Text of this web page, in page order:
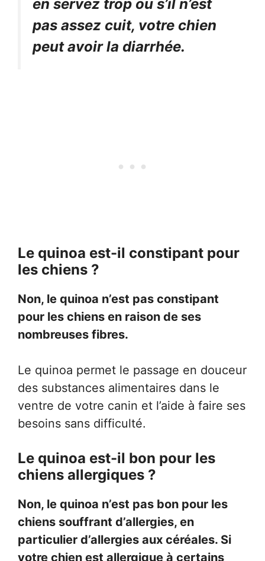
en servez trop ou s’il n’est
pas assez cuit, votre chien
peut avoir la diarrhée.
Le quinoa est-il constipant pour
les chiens ?
Non, le quinoa n’est pas constipant
pour les chiens en raison de ses
nombreuses fibres.
Le quinoa permet le passage en douceur
des substances alimentaires dans le
ventre de votre canin et l’aide à faire ses
besoins sans difficulté.
Le quinoa est-il bon pour les
chiens allergiques ?
Non, le quinoa n’est pas bon pour les
chiens souffrant d’allergies, en
particulier d’allergies aux céréales. Si
votre chien est allergique à certains